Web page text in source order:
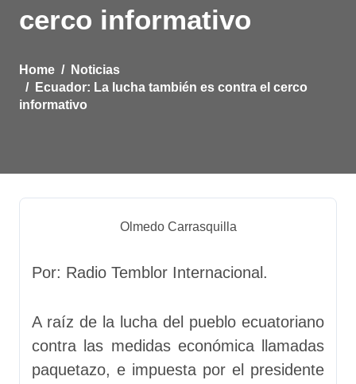
cerco informativo
Home
Noticias
Ecuador: La lucha también es contra el cerco
informativo
Olmedo Carrasquilla
Por: Radio Temblor Internacional.
A raíz de la lucha del pueblo ecuatoriano
contra las medidas económica llamadas
paquetazo, e impuesta por el presidente